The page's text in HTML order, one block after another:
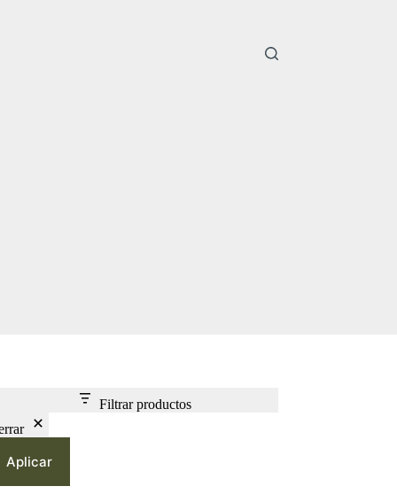
Filtrar productos
Aplicar